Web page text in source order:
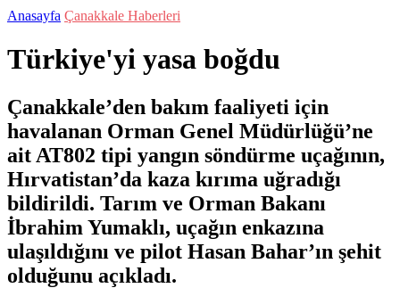
Anasayfa Çanakkale Haberleri
Türkiye'yi yasa boğdu
Çanakkale’den bakım faaliyeti için
havalanan Orman Genel Müdürlüğü’ne
ait AT802 tipi yangın söndürme uçağının,
Hırvatistan’da kaza kırıma uğradığı
bildirildi. Tarım ve Orman Bakanı
İbrahim Yumaklı, uçağın enkazına
ulaşıldığını ve pilot Hasan Bahar’ın şehit
olduğunu açıkladı.